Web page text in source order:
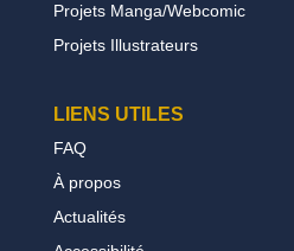
Projets Manga/Webcomic
Projets Illustrateurs
LIENS UTILES
FAQ
À propos
Actualités